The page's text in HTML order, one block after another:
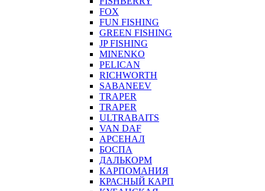
FOX
FUN FISHING
GREEN FISHING
JP FISHING
MINENKO
PELICAN
RICHWORTH
SABANEEV
TRAPER
TRAPER
ULTRABAITS
VAN DAF
АРСЕНАЛ
БОСПА
ДАЛЬКОРМ
КАРПОМАНИЯ
КРАСНЫЙ КАРП